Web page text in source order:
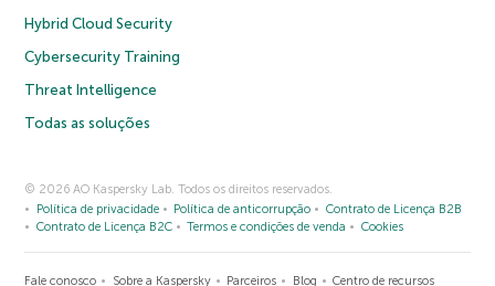
Hybrid Cloud Security
Cybersecurity Training
Threat Intelligence
Todas as soluções
© 2026 AO Kaspersky Lab. Todos os direitos reservados.
Política de privacidade
Política de anticorrupção
Contrato de Licença B2B
Contrato de Licença B2C
Termos e condições de venda Cookies
Fale conosco Sobre a Kaspersky Parceiros Blog Centro de recursos